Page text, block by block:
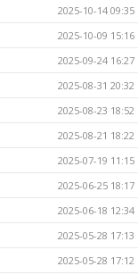
2025-10-14 09:35
2025-10-09 15:16
2025-09-24 16:27
2025-08-31 20:32
2025-08-23 18:52
2025-08-21 18:22
2025-07-19 11:15
2025-06-25 18:17
2025-06-18 12:34
2025-05-28 17:13
2025-05-28 17:12